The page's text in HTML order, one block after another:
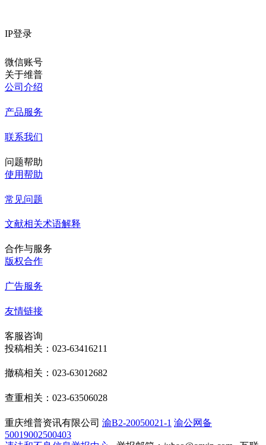
IP登录
微信账号
关于维普
公司介绍
产品服务
联系我们
问题帮助
使用帮助
常见问题
文献相关术语解释
合作与服务
版权合作
广告服务
友情链接
客服咨询
投稿相关：023-63416211
撤稿相关：023-63012682
查重相关：023-63506028
重庆维普资讯有限公司 渝B2-20050021-1 渝公网备
50019002500403